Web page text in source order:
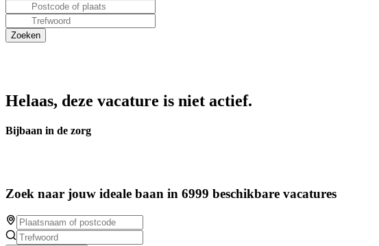
Helaas, deze vacature is niet actief.
Bijbaan in de zorg
Zoek naar jouw ideale baan in 6999 beschikbare vacatures